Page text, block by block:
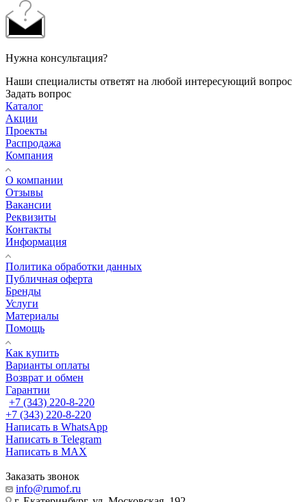
Нужна консультация?
Наши специалисты ответят на любой интересующий вопрос
Задать вопрос
Каталог
Акции
Проекты
Распродажа
Компания
О компании
Отзывы
Вакансии
Реквизиты
Контакты
Информация
Политика обработки данных
Публичная оферта
Бренды
Услуги
Материалы
Помощь
Как купить
Варианты оплаты
Возврат и обмен
Гарантии
+7 (343) 220-8-220
+7 (343) 220-8-220
Написать в WhatsApp
Написать в Telegram
Написать в MAX
Заказать звонок
info@rumof.ru